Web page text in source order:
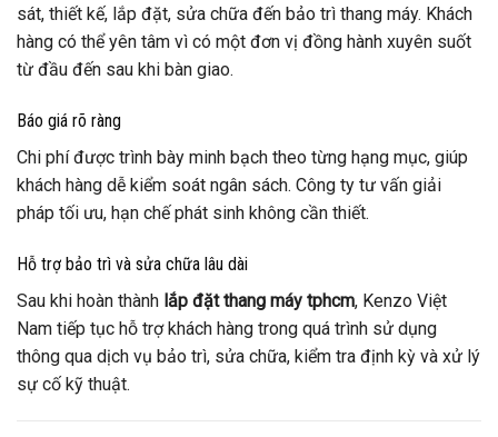
sát, thiết kế, lắp đặt, sửa chữa đến bảo trì thang máy. Khách
hàng có thể yên tâm vì có một đơn vị đồng hành xuyên suốt
từ đầu đến sau khi bàn giao.
Báo giá rõ ràng
Chi phí được trình bày minh bạch theo từng hạng mục, giúp
khách hàng dễ kiểm soát ngân sách. Công ty tư vấn giải
pháp tối ưu, hạn chế phát sinh không cần thiết.
Hỗ trợ bảo trì và sửa chữa lâu dài
Sau khi hoàn thành lắp đặt thang máy tphcm, Kenzo Việt
Nam tiếp tục hỗ trợ khách hàng trong quá trình sử dụng
thông qua dịch vụ bảo trì, sửa chữa, kiểm tra định kỳ và xử lý
sự cố kỹ thuật.